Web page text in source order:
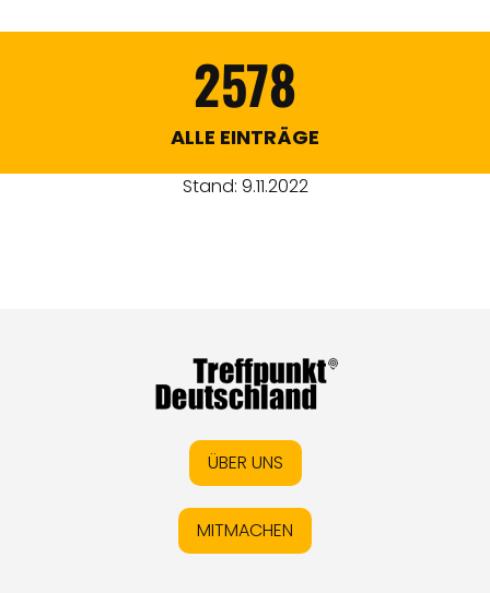
2578
ALLE EINTRÄGE
Stand: 9.11.2022
ÜBER UNS
MITMACHEN